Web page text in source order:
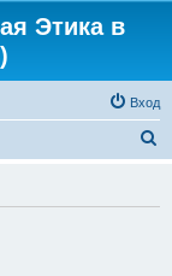
Этика в
Вход